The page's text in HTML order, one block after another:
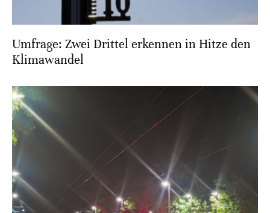
Umfrage: Zwei Drittel erkennen in Hitze den
Klimawandel